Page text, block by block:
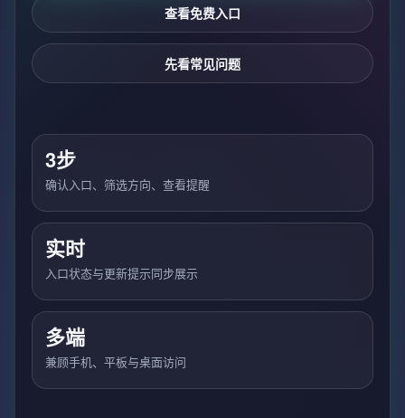
查看免费入口
先看常见问题
3步
确认入口、筛选方向、查看提醒
实时
入口状态与更新提示同步展示
多端
兼顾手机、平板与桌面访问